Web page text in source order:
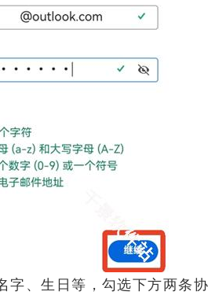
字、生日等，勾选下方两条协